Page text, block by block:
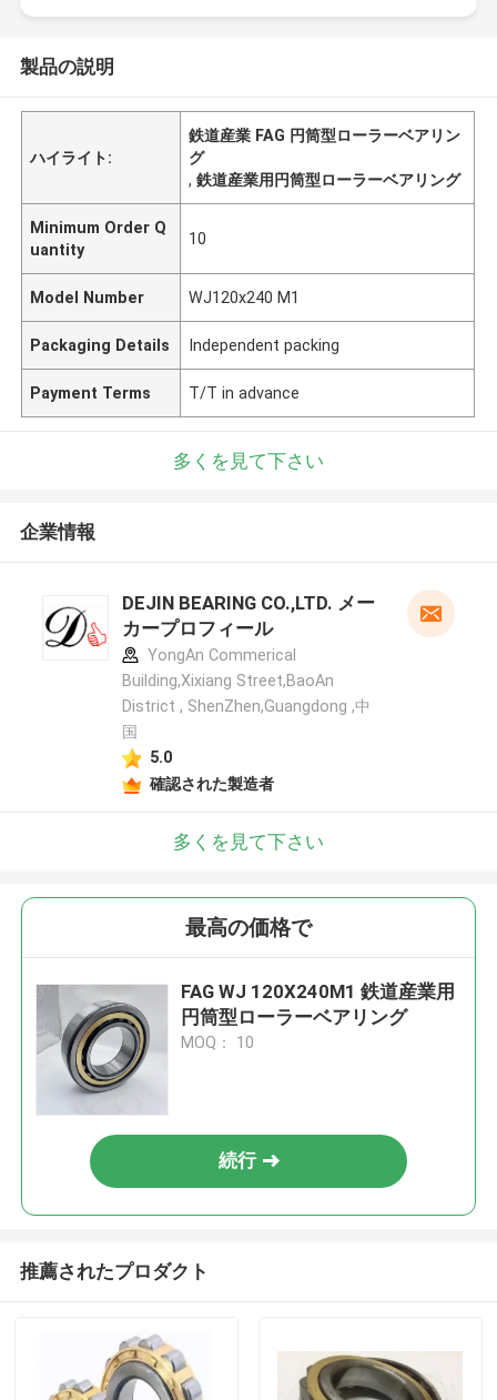
製品の説明
ハイライト:
鉄道産業 FAG 円筒型ローラーベアリン
グ
,鉄道産業用円筒型ローラーベアリング
Minimum Order Q
uantity
10
Model Number WJ120x240 M1
Packaging Details Independent packing
Payment Terms T/T in advance
多くを見て下さい
企業情報
DEJIN BEARING CO.,LTD. メー
カープロフィール
YongAn Commerical
Building,Xixiang Street,BaoAn
District , ShenZhen,Guangdong ,中
国
5.0
確認された製造者
多くを見て下さい
最高の価格で
FAG WJ 120X240M1 鉄道産業用
円筒型ローラーベアリング
MOQ： 10
続行
推薦されたプロダクト